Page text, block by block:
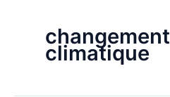
changement
climatique